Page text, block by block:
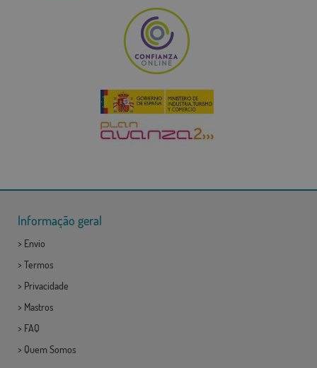
Informação geral
> Envio
> Termos
> Privacidade
> Mastros
> FAQ
> Quem Somos